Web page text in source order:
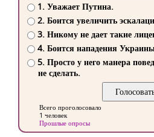
1. Уважает Путина.
2. Боится увеличить
3. Никому не дает такие
4. Боится нападения
5. Просто у него манера
не сделать.
Всего проголосовало
1 человек
Прошлые опросы